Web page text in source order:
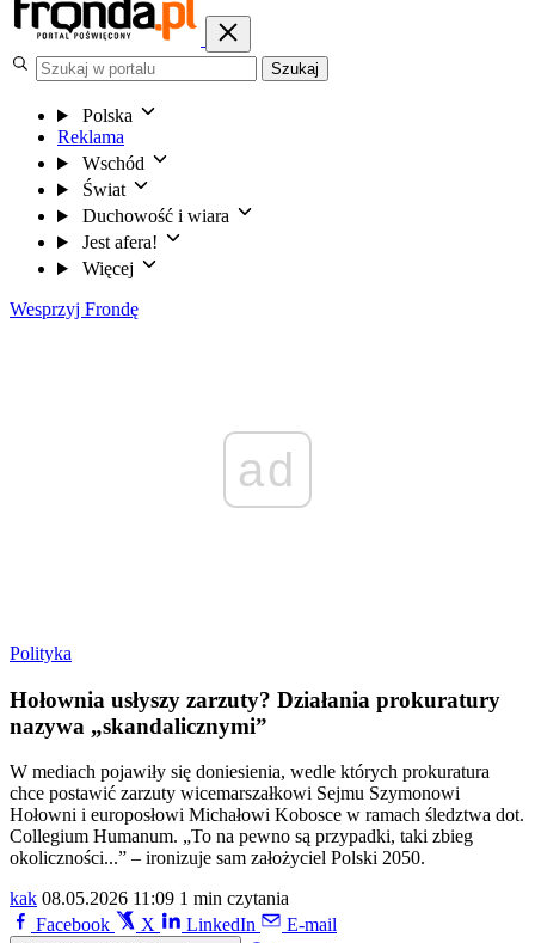
Szukaj
Polska
Reklama
Wschód
Świat
Duchowość i wiara
Jest afera!
Więcej
Wesprzyj Frondę
ad
Polityka
Hołownia usłyszy zarzuty? Działania prokuratury
nazywa „skandalicznymi”
W mediach pojawiły się doniesienia, wedle których prokuratura
chce postawić zarzuty wicemarszałkowi Sejmu Szymonowi
Hołowni i europosłowi Michałowi Kobosce w ramach śledztwa dot.
Collegium Humanum. „To na pewno są przypadki, taki zbieg
okoliczności...” – ironizuje sam założyciel Polski 2050.
kak 08.05.2026 11:09 1 min czytania
Facebook
X LinkedIn E-mail